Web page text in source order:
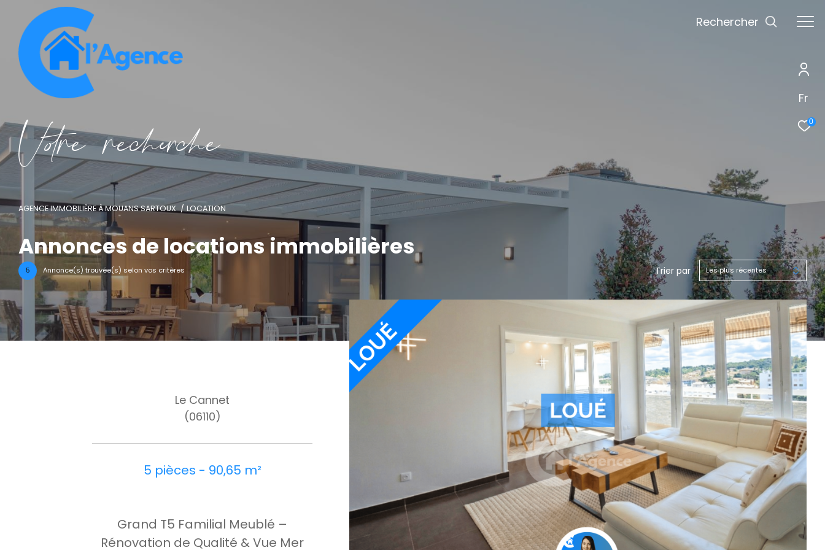
Fr
0
Rechercher
Vore recece
AGENCE IMMOBILIÈRE À MOUANS SARTOUX LOCATION
Annonces de locations immobilières
5 Annonce(s) trouvée(s) selon vos critères Trier par Les plus récentes
Le Cannet
(06110)
5 pièces - 90,65 m²
Grand T5 Familial Meublé –
Rénovation de Qualité & Vue Mer